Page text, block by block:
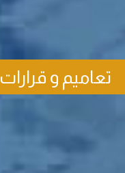
تعاميم و قرارات